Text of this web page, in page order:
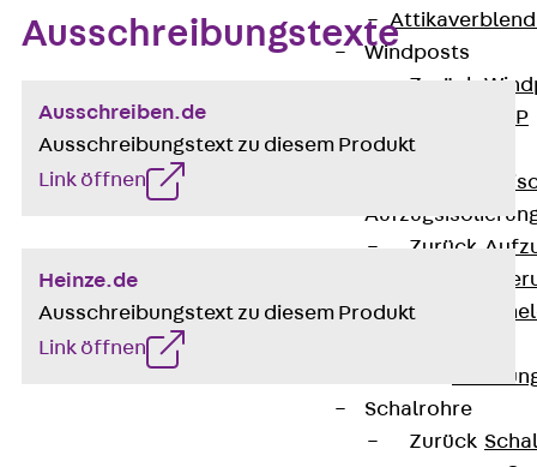
Windposts
Zurück
Windpost JWP
Schallisolation
Zurück
Schalrohre
Zurück
Ausschreibungstexte
Ausschreiben.de
Ausschreibungstext zu diesem Produkt
Link öffnen
Heinze.de
Ausschreibungstext zu diesem Produkt
Link öffnen